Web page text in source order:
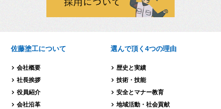
佐藤塗工について
会社概要
社長挨拶
役員紹介
会社沿革
選んで頂く4つの理由
歴史と実績
技術・技能
安全とマナー教育
地域活動・社会貢献